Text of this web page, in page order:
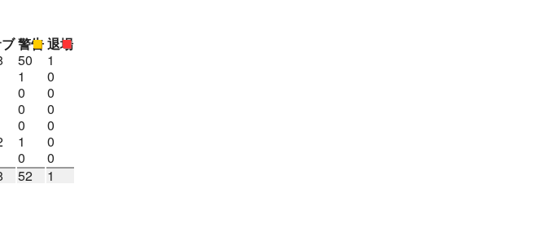
警告退場
50
1
1
0
0
0
0
0
0
0
1
0
0
0
52 1